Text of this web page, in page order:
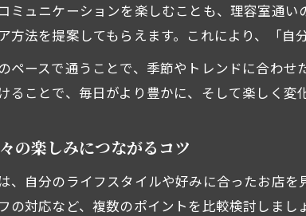
理容室がお
理容室のプ
理容室で満
ミュニケーションを楽しむことも、理容室通
方法を提案してもらえます。これにより、「
ペースで通うことで、季節やトレンドに合わ
ることで、毎日がより豊かに、そして楽しく変
の楽しみにつながるコツ
、自分のライフスタイルや好みに合ったお店
の対応など、複数のポイントを比較検討しまし